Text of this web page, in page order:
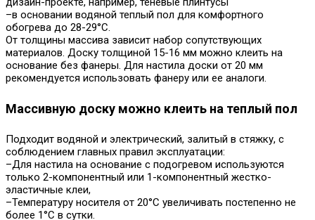
–в основании водяной теплый пол для комфортного
обогрева до 28-29°С.
От толщины массива зависит набор сопутствующих
материалов. Доску толщиной 15-16 мм можно клеить на
основание без фанеры. Для настила доски от 20 мм
рекомендуется использовать фанеру или ее аналоги.
Массивную доску можно клеить на теплый пол
Подходит водяной и электрический, залитый в стяжку, с
соблюдением главных правил эксплуатации:
–Для настила на основание с подогревом используются
только 2-компонентный или 1-компонентный жестко-
эластичные клеи,
–Температуру носителя от 20°С увеличивать постепенно не
более 1°С в сутки.